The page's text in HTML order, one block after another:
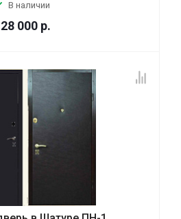
В наличии
28 000 р.